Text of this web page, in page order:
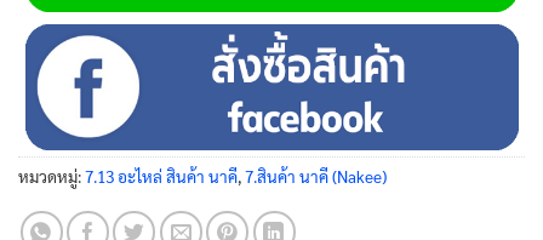
หมวดหมู่:7.13 อะไหล่ สินค้า นาคี 7.สินค้า นาคี (Nakee)